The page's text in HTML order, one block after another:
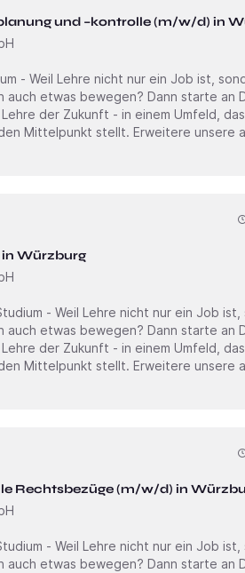
und –kontrolle (m/w/d) in
- Weil Lehre nicht nur ein Job ist,
der Zukunft - in einem Umfeld,
unsere akademische
Würzburg
- Weil Lehre nicht nur ein Job
der Zukunft - in einem Umfeld,
unsere akademische
Rechtsbezüge (m/w/d) in
- Weil Lehre nicht nur ein Job